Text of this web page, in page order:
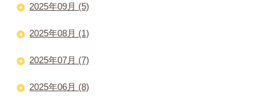
2025年09月 (5)
2025年08月 (1)
2025年07月 (7)
2025年06月 (8)